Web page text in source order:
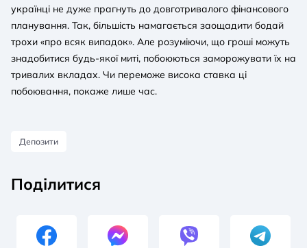
українці не дуже прагнуть до довготривалого фінансового
планування. Так, більшість намагається заощадити бодай
трохи «про всяк випадок». Але розуміючи, що гроші можуть
знадобитися будь-якої миті, побоюються заморожувати їх на
тривалих вкладах. Чи переможе висока ставка ці
побоювання, покаже лише час.
Депозити
Поділитися